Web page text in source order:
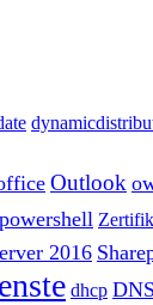
Outlook
2016
dhcp DNS